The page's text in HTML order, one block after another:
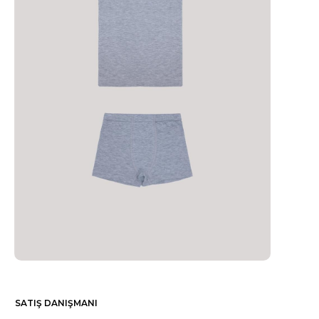
SATIŞ DANIŞMANI